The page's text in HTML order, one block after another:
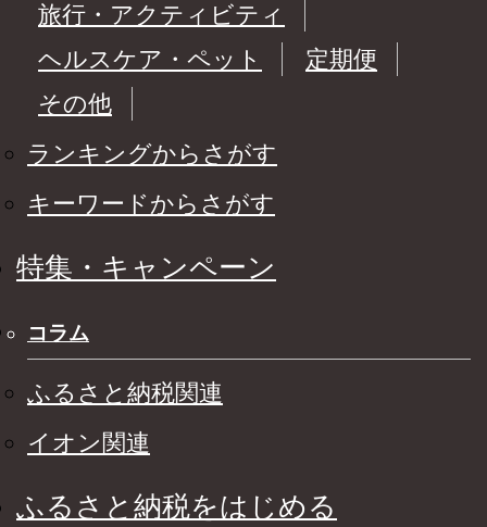
旅行・アクティビティ
ヘルスケア・ペット
定期便
その他
ランキングからさがす
キーワードからさがす
特集・キャンペーン
コラム
ふるさと納税関連
イオン関連
ふるさと納税をはじめる